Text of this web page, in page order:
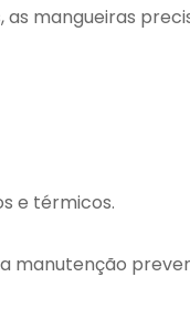
as mangueiras
e térmicos.
manutenção